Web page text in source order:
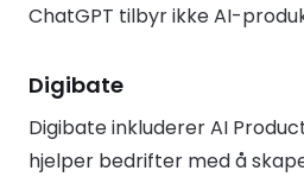
ChatGPT tilbyr ikke AI-
Digibate
Digibate inkluderer AI
hjelper bedrifter med å